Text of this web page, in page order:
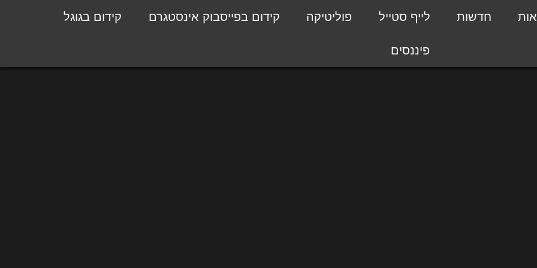
חדשות לייף סטייל פוליטיקה קידום בפייסבוק אינסטגרם קידום בגוגל
פיננסים